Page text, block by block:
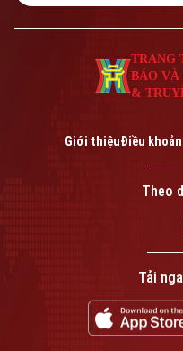
phép số: Số 63/GP-TTDT, cấp
TRANG THÔNG TIN ĐIỆN TỬ
CỦA CƠ QUAN BÁO VÀ PHÁT
Số 3-5 Huỳnh Thúc Kháng-
TRANG
BÁO VÀ
&
Giới thiệuĐiều
Theo
Tải